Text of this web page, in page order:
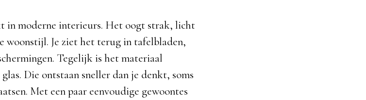
in moderne interieurs. Het oogt strak, licht
woonstijl. Je ziet het terug in tafelbladen,
Tegelijk is het materiaal
Die ontstaan sneller dan je denkt, soms
Met een paar eenvoudige gewoontes